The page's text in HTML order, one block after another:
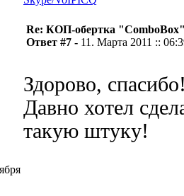
Re: КОП-обертка
Ответ #7 - 11. Марта 2011 ::
Здорово,
Давно хотел
такую штуку!